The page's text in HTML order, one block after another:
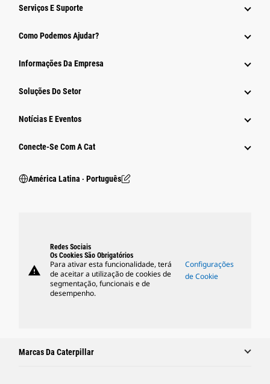
Serviços E Suporte
Como Podemos Ajudar?
Informações Da Empresa
Soluções Do Setor
Notícias E Eventos
Conecte-Se Com A Cat
América Latina ‧ Português
warning
Redes Sociais
Os Cookies São Obrigatórios
Para ativar esta funcionalidade, terá
de aceitar a utilização de cookies de
segmentação, funcionais e de
desempenho.
Configurações
de Cookie
Marcas Da Caterpillar